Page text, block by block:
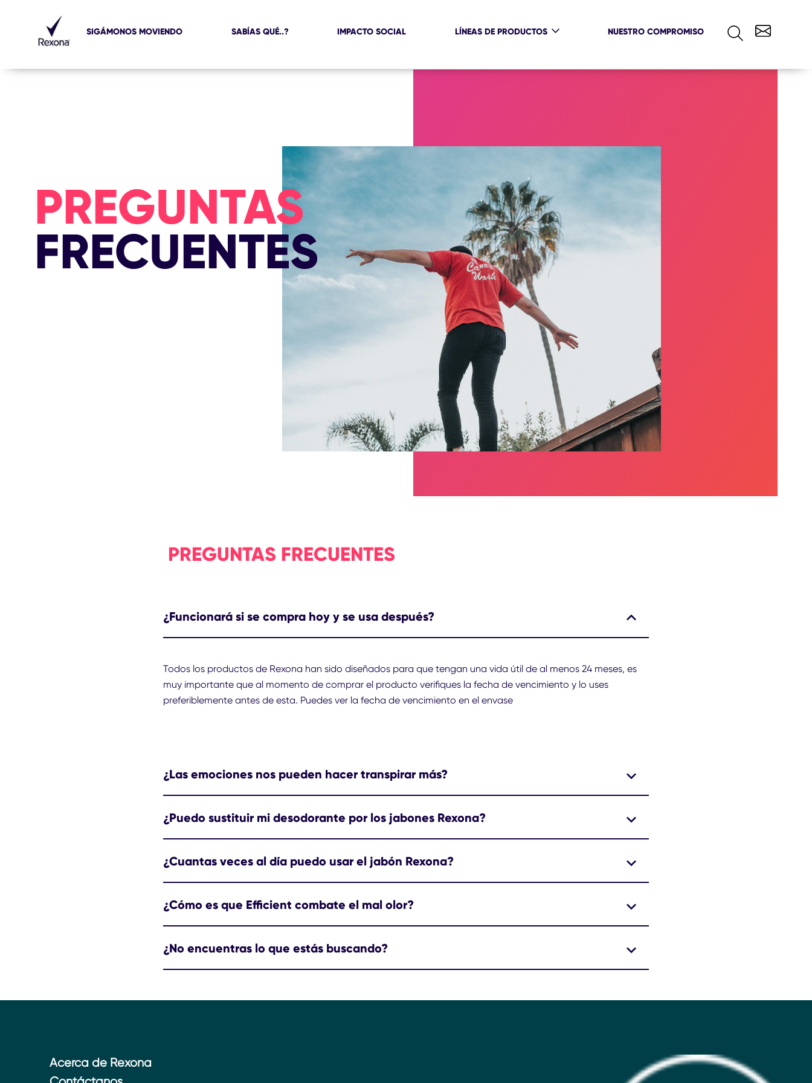
SIGÁMONOS MOVIENDO SABÍAS QUÉ..? IMPACTO SOCIAL LÍNEAS DE PRODUCTOS NUESTRO COMPROMISO
PREGUNTAS
FRECUENTES
PREGUNTAS FRECUENTES
¿Funcionará si se compra hoy y se usa después?
Todos los productos de Rexona han sido diseñados para que tengan una vida útil de al menos 24 meses, es
muy importante que al momento de comprar el producto verifiques la fecha de vencimiento y lo uses
preferiblemente antes de esta. Puedes ver la fecha de vencimiento en el envase
¿Las emociones nos pueden hacer transpirar más?
¿Puedo sustituir mi desodorante por los jabones Rexona?
¿Cuantas veces al día puedo usar el jabón Rexona?
¿Cómo es que Efficient combate el mal olor?
¿No encuentras lo que estás buscando?
Acerca de Rexona